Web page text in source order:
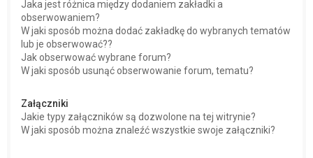
Jaka jest różnica między dodaniem zakładki a
obserwowaniem?
W jaki sposób można dodać zakładkę do wybranych tematów
lub je obserwować??
Jak obserwować wybrane forum?
W jaki sposób usunąć obserwowanie forum, tematu?
Załączniki
Jakie typy załączników są dozwolone na tej witrynie?
W jaki sposób można znaleźć wszystkie swoje załączniki?